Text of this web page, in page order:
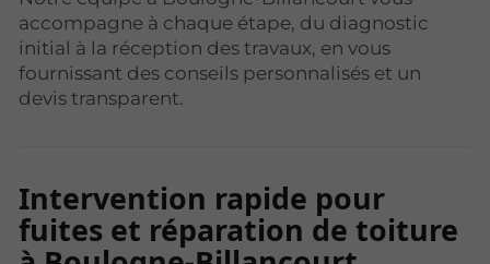
accompagne à chaque étape, du diagnostic
initial à la réception des travaux, en vous
fournissant des conseils personnalisés et un
devis transparent.
Intervention rapide pour
fuites et réparation de toiture